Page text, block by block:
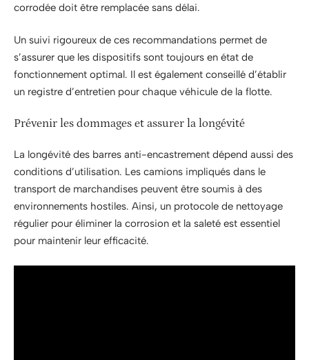
corrodée doit être remplacée sans délai.
Un suivi rigoureux de ces recommandations permet de
s’assurer que les dispositifs sont toujours en état de
fonctionnement optimal. Il est également conseillé d’établir
un registre d’entretien pour chaque véhicule de la flotte.
Prévenir les dommages et assurer la longévité
La longévité des barres anti-encastrement dépend aussi des
conditions d’utilisation. Les camions impliqués dans le
transport de marchandises peuvent être soumis à des
environnements hostiles. Ainsi, un protocole de nettoyage
régulier pour éliminer la corrosion et la saleté est essentiel
pour maintenir leur efficacité.